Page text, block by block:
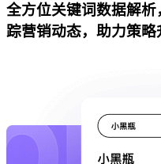
全方位关键词数据解
踪营销动态，助力策略